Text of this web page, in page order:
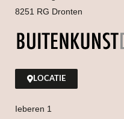
8251 RG Dronten
LOCATIE
Ieberen 1